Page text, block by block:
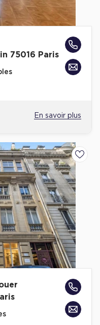
75016 Paris
En savoir plus